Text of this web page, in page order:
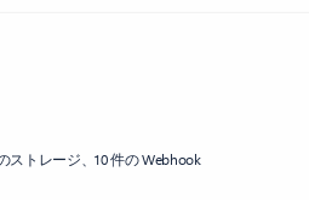
ストレージ、10 件の Webhook